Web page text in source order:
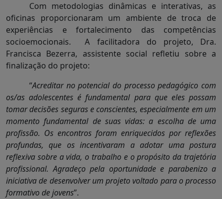
Com metodologias dinâmicas e interativas, as
oficinas proporcionaram um ambiente de troca de
experiências e fortalecimento das competências
socioemocionais. A facilitadora do projeto, Dra.
Francisca Bezerra, assistente social refletiu sobre a
finalização do projeto:
“Acreditar no potencial do processo pedagógico com
os/as adolescentes é fundamental para que eles possam
tomar decisões seguras e conscientes, especialmente em um
momento fundamental de suas vidas: a escolha de uma
profissão. Os encontros foram enriquecidos por reflexões
profundas, que os incentivaram a adotar uma postura
reflexiva sobre a vida, o trabalho e o propósito da trajetória
profissional. Agradeço pela oportunidade e parabenizo a
iniciativa de desenvolver um projeto voltado para o processo
formativo de jovens”.